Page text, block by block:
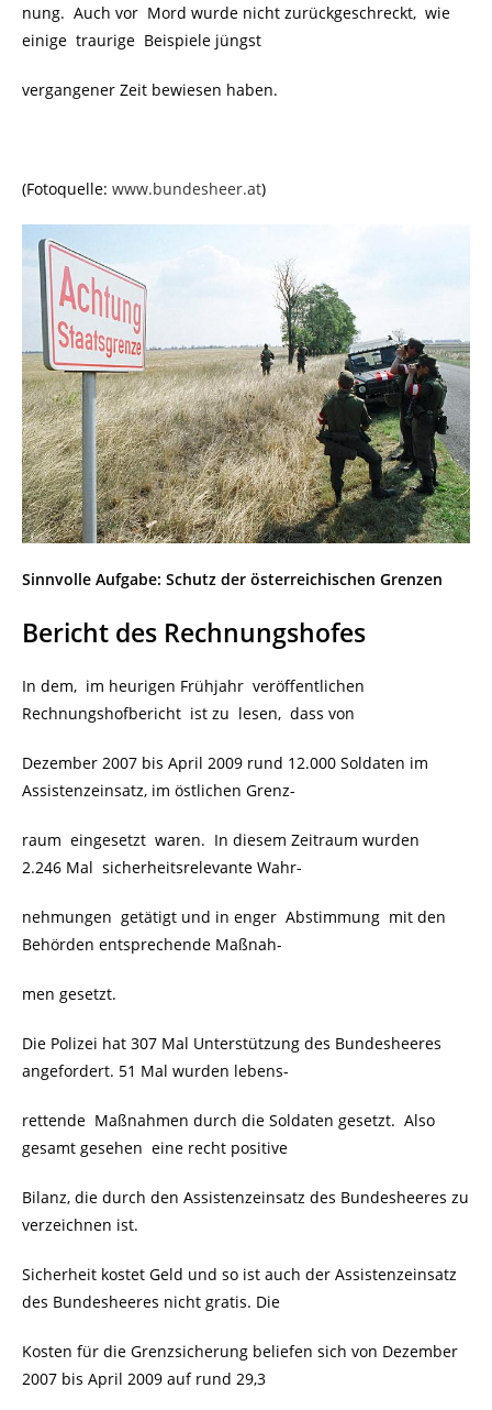
nung. Auch vor Mord wurde nicht zurückgeschreckt, wie
einige traurige Beispiele jüngst
vergangener Zeit bewiesen haben.
(Fotoquelle: www.bundesheer.at)
Sinnvolle Aufgabe: Schutz der österreichischen Grenzen
Bericht des Rechnungshofes
In dem, im heurigen Frühjahr veröffentlichen
Rechnungshofbericht ist zu lesen, dass von
Dezember 2007 bis April 2009 rund 12.000 Soldaten im
Assistenzeinsatz, im östlichen Grenz-
raum eingesetzt waren. In diesem Zeitraum wurden
2.246 Mal sicherheitsrelevante Wahr-
nehmungen getätigt und in enger Abstimmung mit den
Behörden entsprechende Maßnah-
men gesetzt.
Die Polizei hat 307 Mal Unterstützung des Bundesheeres
angefordert. 51 Mal wurden lebens-
rettende Maßnahmen durch die Soldaten gesetzt. Also
gesamt gesehen eine recht positive
Bilanz, die durch den Assistenzeinsatz des Bundesheeres zu
verzeichnen ist.
Sicherheit kostet Geld und so ist auch der Assistenzeinsatz
des Bundesheeres nicht gratis. Die
Kosten für die Grenzsicherung beliefen sich von Dezember
2007 bis April 2009 auf rund 29,3